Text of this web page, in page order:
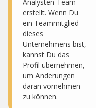
Analysten-Team
erstellt. Wenn Du
ein Teammitglied
dieses
Unternehmens bist,
kannst Du das
Profil übernehmen,
um Änderungen
daran vornehmen
zu können.